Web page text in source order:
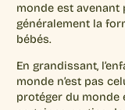
monde est avenant
généralement la
bébés.
En grandissant,
monde n’est pas
protéger du monde